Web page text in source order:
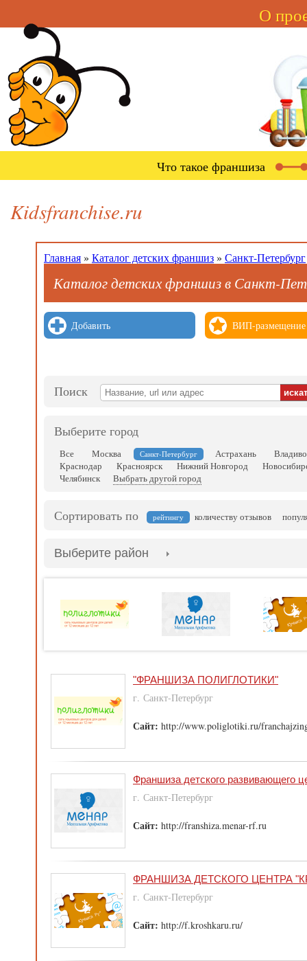
О
Kidsfranchise.ru
Что такое франшиза
Главная» Каталог детских франшиз» Санкт-Петербург
Каталог детских франшиз в Санкт-
Добавить ВИП-размещение
Поиск
Выберите город
Все Москва Санкт-Петербург Астрахань
Краснодар
Красноярск Нижний Новгород
Челябинск
Выбрать другой город
Сортировать по рейтингу количеству отзывов
Выберите район
"ФРАНШИЗА ПОЛИГЛОТИКИ"
г. Санкт-Петербург
Сайт: http://www.poliglotiki.ru/
Франшиза детского развивающего
г. Санкт-Петербург
Сайт: http://franshiza.menar-rf.ru
ФРАНШИЗА ДЕТСКОГО ЦЕНТРА
г. Санкт-Петербург
Сайт: http://f.kroshkaru.ru/